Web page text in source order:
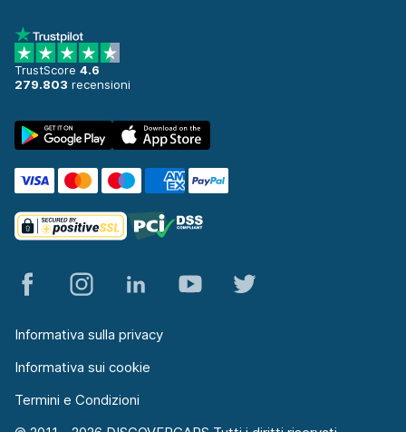
TrustScore 4.6
279.803 recensioni
Informativa sulla privacy
Informativa sui cookie
Termini e Condizioni